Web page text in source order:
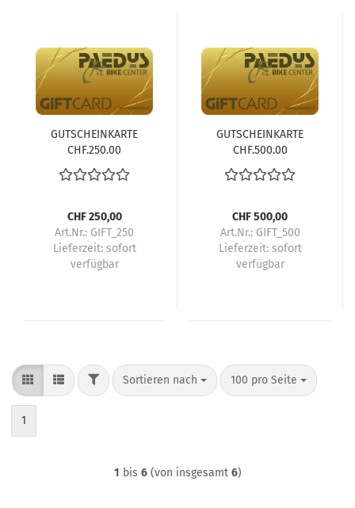
GUTSCHEINKARTE
CHF.250.00
CHF 250,00
Art.Nr.: GIFT_250
Lieferzeit: sofort
verfügbar
GUTSCHEINKARTE
CHF.500.00
CHF 500,00
Art.Nr.: GIFT_500
Lieferzeit: sofort
verfügbar
FILTERSortieren nach
Sortieren nach 100 pro Seite
pro Seite
1
1 bis 6(von insgesamt 6)